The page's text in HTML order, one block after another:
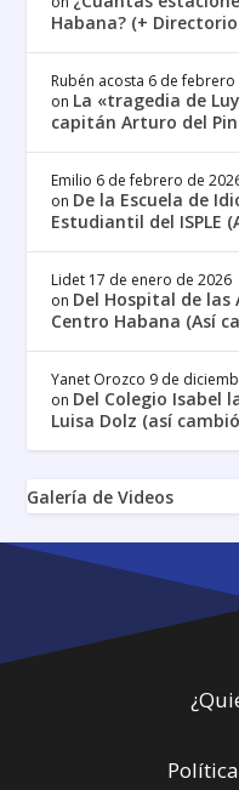
Habana? (+
Rubén acosta 6 de febrero
on La «tragedia de
capitán Arturo del
Emilio 6 de febrero de
on De la Escuela de
Estudiantil del ISPLE
Lidet 17 de enero de 2026
on Del Hospital de las
Centro Habana (Así
Yanet Orozco 9 de
on Del Colegio Isabel
Luisa Dolz (así
Galería de Videos